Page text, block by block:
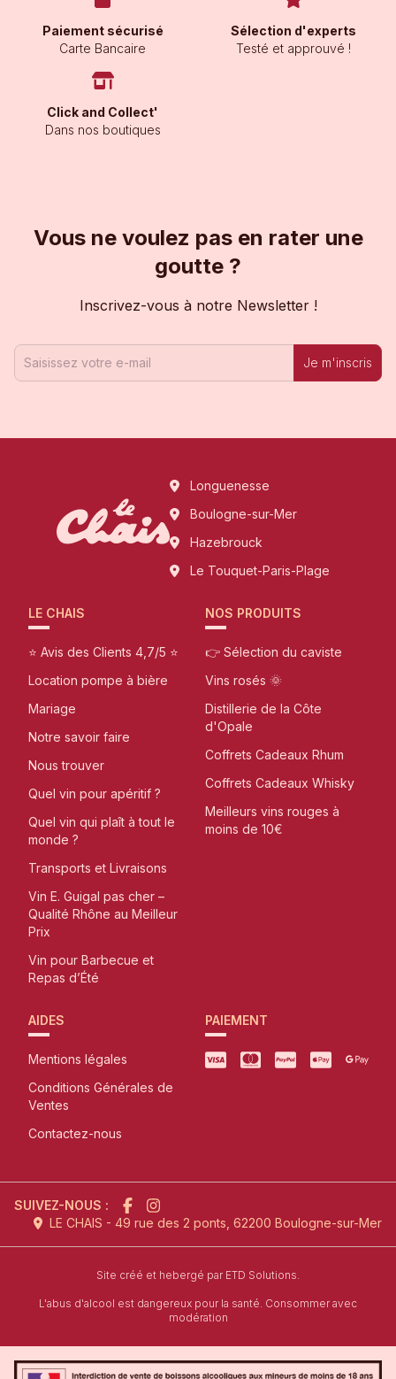
Paiement sécurisé
Carte Bancaire
Sélection d'experts
Testé et approuvé !
Click and Collect'
Dans nos boutiques
Vous ne voulez pas en rater une
goutte ?
Inscrivez-vous à notre Newsletter !
Je m'inscris
Longuenesse
Boulogne-sur-Mer
Hazebrouck
Le Touquet-Paris-Plage
LE CHAIS
⭐ Avis des Clients 4,7/5 ⭐
Location pompe à bière
Mariage
Notre savoir faire
Nous trouver
Quel vin pour apéritif ?
Quel vin qui plaît à tout le
monde ?
Transports et Livraisons
Vin E. Guigal pas cher –
Qualité Rhône au Meilleur
Prix
Vin pour Barbecue et
Repas d’Été
NOS PRODUITS
👉 Sélection du caviste
Vins rosés 🌞
Distillerie de la Côte
d'Opale
Coffrets Cadeaux Rhum
Coffrets Cadeaux Whisky
Meilleurs vins rouges à
moins de 10€
AIDES
Mentions légales
Conditions Générales de
Ventes
Contactez-nous
PAIEMENT
SUIVEZ-NOUS :
LE CHAIS - 49 rue des 2 ponts, 62200 Boulogne-sur-Mer
Site créé et hebergé parl'agence de création de site
ETD Solutions.
L'abus d'alcool est dangereux pour la santé. Consommer avec
modération